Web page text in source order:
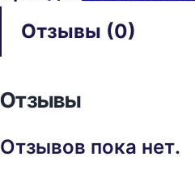
Отзывы (0)
Отзывы
Отзывов пока нет.